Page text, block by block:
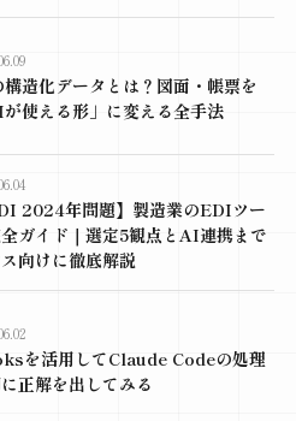
造化データとは？図面・帳票を
が使える形」に変える全手法
2024年問題】製造業のEDIツー
ガイド｜選定5観点とAI連携まで
向けに徹底解説
を活用してClaude Codeの処理
正解を出してみる